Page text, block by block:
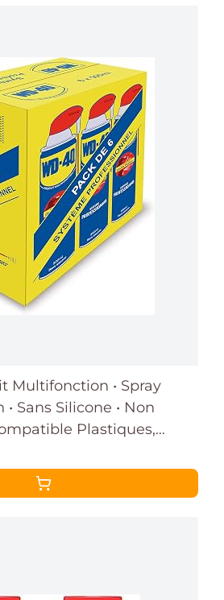
Multifonction • Spray
Sans Silicone • Non
Plastiques,
Métaux